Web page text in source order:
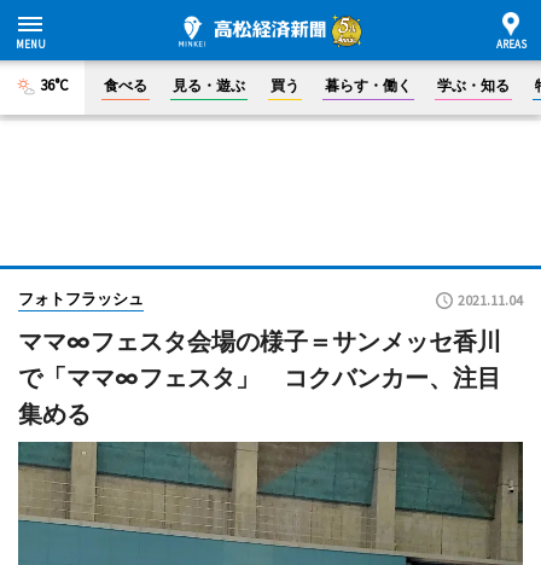
36°C 食べる 見る・遊ぶ 買う 暮らす・働く 学ぶ・知る
フォトフラッシュ 2021.11.04
ママ∞フェスタ会場の様子＝サンメッセ香川
で「ママ∞フェスタ」 コクバンカー、注目
集める